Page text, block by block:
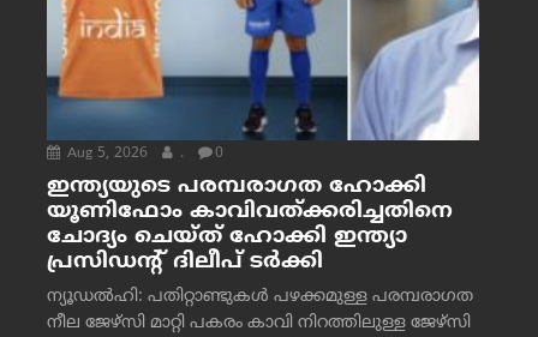
Aug 5, 2026 . 0
ഇന്ത്യയുടെ പരമ്പരാഗത ഹോക്കി
യൂണിഫോം കാവിവത്ക്കരിച്ചതിനെ
ചോദ്യം ചെയ്ത് ഹോക്കി ഇന്ത്യാ
പ്രസിഡന്റ് ദിലീപ് ടര്‍ക്കി
ന്യൂഡൽഹി: പതിറ്റാണ്ടുകൾ പഴക്കമുള്ള പരമ്പരാഗത
നീല ജേഴ്‌സി മാറ്റി പകരം കാവി നിറത്തിലുള്ള ജേഴ്‌സി